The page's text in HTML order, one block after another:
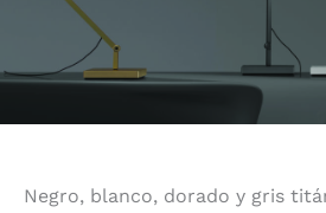
Negro, blanco, dorado y gris